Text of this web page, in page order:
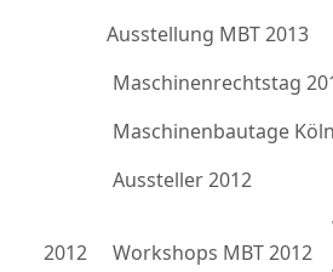
Ausstellung MBT 2013
2012
Maschinenrechtstag
Maschinenbautage
Aussteller 2012
Workshops MBT 2012